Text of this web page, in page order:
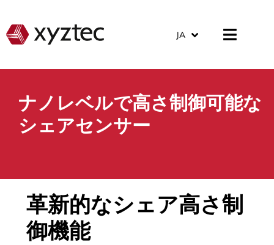
JA
ナノレベルで高さ制御可能な
シェアセンサー
革新的なシェア高さ制
御機能